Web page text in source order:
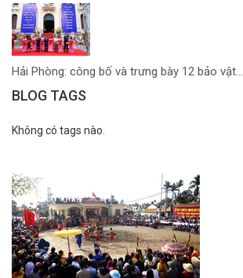
Hải Phòng: công bố và trưng bày 12 bảo vật...
BLOG TAGS
Không có tags nào.